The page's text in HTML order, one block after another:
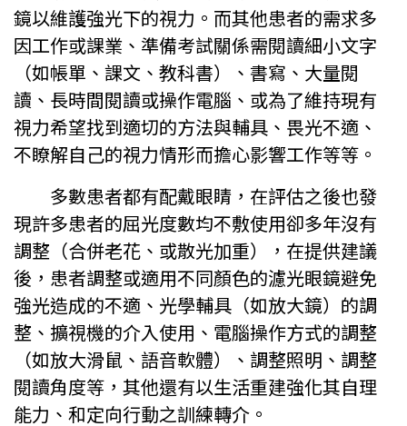
鏡以維護強光下的視力。而其他患者的需求多
因工作或課業、準備考試關係需閱讀細小文字
（如帳單、課文、教科書）、書寫、大量閱
讀、長時間閱讀或操作電腦、或為了維持現有
視力希望找到適切的方法與輔具、畏光不適、
不瞭解自己的視力情形而擔心影響工作等等。
多數患者都有配戴眼睛，在評估之後也發
現許多患者的屈光度數均不敷使用卻多年沒有
調整（合併老花、或散光加重），在提供建議
後，患者調整或適用不同顏色的濾光眼鏡避免
強光造成的不適、光學輔具（如放大鏡）的調
整、擴視機的介入使用、電腦操作方式的調整
（如放大滑鼠、語音軟體）、調整照明、調整
閱讀角度等，其他還有以生活重建強化其自理
能力、和定向行動之訓練轉介。